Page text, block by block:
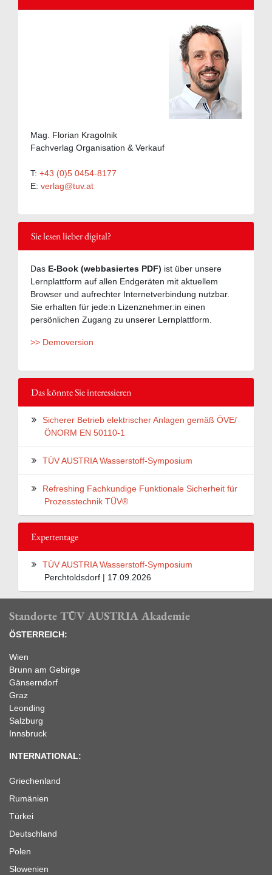
Mag. Florian Kragolnik
Fachverlag Organisation & Verkauf
T: +43 (0)5 0454-8177
E: verlag@tuv.at
Sie lesen lieber digital?
Das E-Book (webbasiertes PDF) ist über unsere
Lernplattform auf allen Endgeräten mit aktuellem
Browser und aufrechter Internetverbindung nutzbar.
Sie erhalten für jede:n Lizenznehmer:in einen
persönlichen Zugang zu unserer Lernplattform.
>> Demoversion
Das könnte Sie interessieren
Sicherer Betrieb elektrischer Anlagen gemäß ÖVE/
ÖNORM EN 50110-1
TÜV AUSTRIA Wasserstoff-Symposium
Refreshing Fachkundige Funktionale Sicherheit für
Prozesstechnik TÜV®
Expertentage
TÜV AUSTRIA Wasserstoff-Symposium
Perchtoldsdorf | 17.09.2026
Standorte TÜV AUSTRIA Akademie
ÖSTERREICH:
Wien
Brunn am Gebirge
Gänserndorf
Graz
Leonding
Salzburg
Innsbruck
INTERNATIONAL:
Griechenland
Rumänien
Türkei
Deutschland
Polen
Slowenien